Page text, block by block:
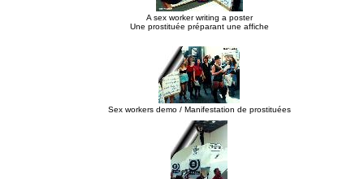
A sex worker writing a poster
Une prostituée préparant une affiche
Sex workers demo / Manifestation de prostituées